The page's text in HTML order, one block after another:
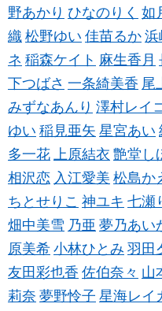
野あかり ひなのりく 如
織 松野ゆい 佳苗るか 浜
ネ 稲森ケイト 麻生香月
下つばさ 一条綺美香 尾
みずなあんり 澤村レイ
ゆい 稲見亜矢 星宮あい
多一花 上原結衣 艶堂し
相沢恋 入江愛美 松島か
ちとせりこ 神ユキ 七瀬
畑中美雪 乃亜 夢乃あい
原美希 小林ひとみ 羽田
友田彩也香 佐伯奈々 山
莉奈 夢野怜子 星海レイ